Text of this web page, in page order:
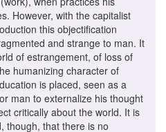
However, with the capitalist
this objectification
and strange to man. It
of estrangement, of loss of
humanizing character of
is placed, seen as a
man to externalize his thought
critically about the world. It is
though, that there is no